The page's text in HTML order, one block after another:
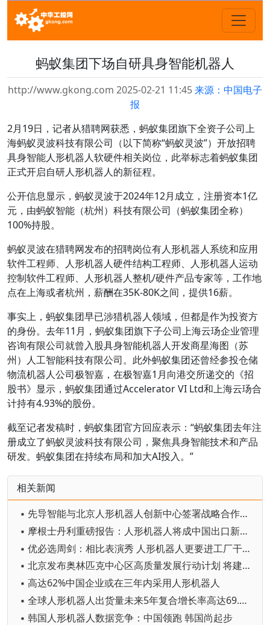
蚂蚁集团下场自研具身智能机器人
http://www.gkong.com 2025-02-21 11:45来源：中国电子
报
2月19日，记者从猎聘网获悉，蚂蚁集团旗下全资子公司上
海蚂蚁灵波科技有限公司（以下简称“蚂蚁灵波”）开放招聘
具身智能人形机器人软硬件相关岗位，此举标志着蚂蚁集团
正式开启自研人形机器人的新征程。
公开信息显示，蚂蚁灵波于2024年12月成立，注册资本1亿
元，由蚂蚁智能（杭州）科技有限公司（蚂蚁集团全称）
100%持股。
蚂蚁灵波在猎聘网发布的招聘岗位有人形机器人系统和应用
软件工程师、人形机器人硬件结构工程师、人形机器人运动
控制软件工程师、人形机器人整机/硬件产品专家等，工作地
点在上海或者杭州，薪酬在35K-80K之间，提供16薪。
事实上，蚂蚁集团早已涉猎机器人领域，但都是作为投资方
的身份。去年11月，蚂蚁集团旗下子公司上海云玚企业管理
咨询有限公司就曾入股具身智能机器人开发商星海图（苏
州）人工智能科技有限公司。此外蚂蚁集团还曾经参投仓储
物流机器人公司极智嘉，在极智嘉1月向港交所递交的《招
股书》显示，蚂蚁集团通过Accelerator VI Ltd和上海云玚合
计持有4.93%的股份。
截至记者发稿时，蚂蚁集团官方回应表示：“蚂蚁集团去年注
册成立了蚂蚁灵波科技有限公司，聚焦具身智能技术和产品
研发。蚂蚁集团在持续布局和加大AI投入。”
相关新闻
▪ 先导智能与北京人形机器人创新中心签署战略合作协议
▪ 摩根士丹利重磅报告：人形机器人将成中国出口新引擎
▪ 优必选周剑：相比表演秀 人形机器人更要进工厂干实事
▪ 北京发布奥林匹克中心区高质量发展行动计划 将建设全球首个国家人形机器人赛训基地
▪ 高达62%中国企业或在三年内采用人形机器人
▪ 全球人形机器人出货量未来5年复合增长率高达69.7%
▪ 韩国人形机器人数据竞争：中国领跑 韩国尚起步